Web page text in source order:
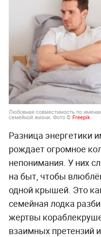
Любовная совместимость по
семейной жизни. Фото © Freepik
Разница энергетики
рождает огромное
непонимания. У них
на быт, чтобы
одной крышей. Это
семейная лодка
жертвы
взаимных претензий